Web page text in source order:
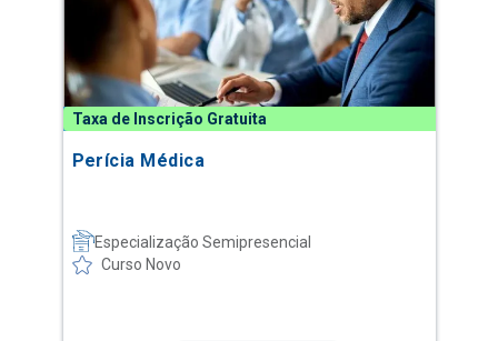
Taxa de Inscrição Gratuita
Perícia Médica
Especialização Semipresencial
Curso Novo